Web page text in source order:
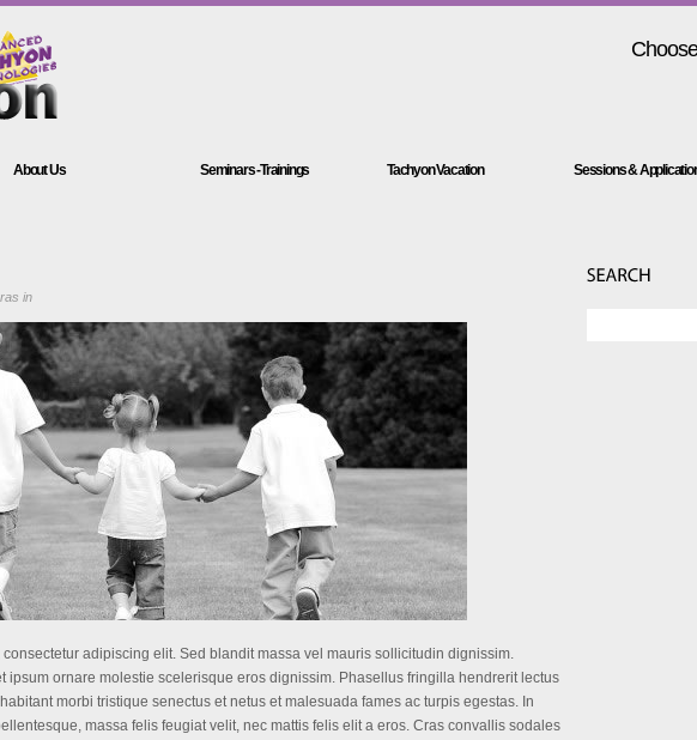
About Us Seminars -Trainings Tachyon Vacation Sessions &
in
consectetur adipiscing elit. Sed blandit massa vel mauris sollicitudin dignissim.
ipsum ornare molestie scelerisque eros dignissim. Phasellus fringilla hendrerit lectus
morbi tristique senectus et netus et malesuada fames ac turpis egestas. In
massa felis feugiat velit, nec mattis felis elit a eros. Cras convallis sodales